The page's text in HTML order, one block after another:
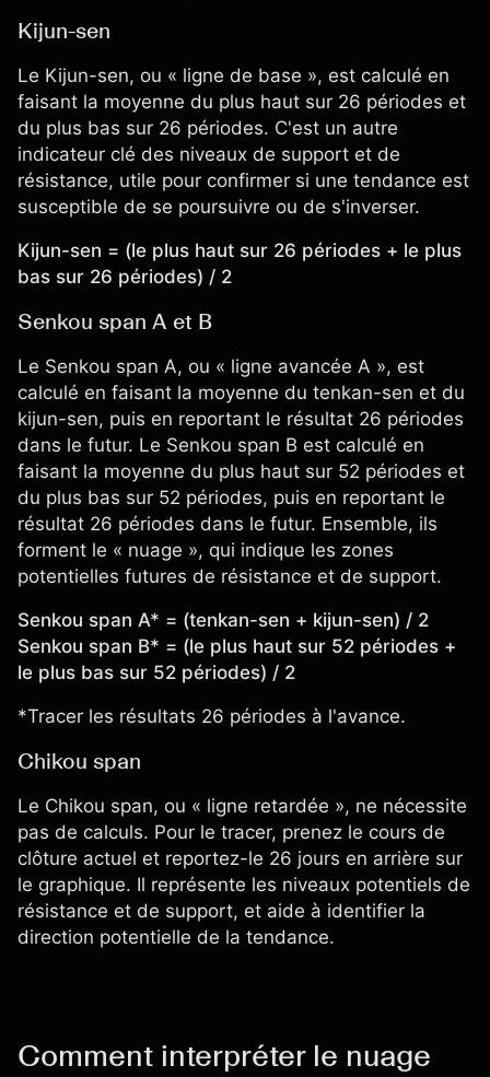
Kijun-sen
Le Kijun-sen, ou « ligne de base », est calculé en
faisant la moyenne du plus haut sur 26 périodes et
du plus bas sur 26 périodes. C'est un autre
indicateur clé des niveaux de support et de
résistance, utile pour confirmer si une tendance est
susceptible de se poursuivre ou de s'inverser.
Kijun-sen = (le plus haut sur 26 périodes + le plus
bas sur 26 périodes) / 2
Senkou span A et B
Le Senkou span A, ou « ligne avancée A », est
calculé en faisant la moyenne du tenkan-sen et du
kijun-sen, puis en reportant le résultat 26 périodes
dans le futur. Le Senkou span B est calculé en
faisant la moyenne du plus haut sur 52 périodes et
du plus bas sur 52 périodes, puis en reportant le
résultat 26 périodes dans le futur. Ensemble, ils
forment le « nuage », qui indique les zones
potentielles futures de résistance et de support.
Senkou span A* = (tenkan-sen + kijun-sen) / 2
Senkou span B* = (le plus haut sur 52 périodes +
le plus bas sur 52 périodes) / 2
*Tracer les résultats 26 périodes à l'avance.
Chikou span
Le Chikou span, ou « ligne retardée », ne nécessite
pas de calculs. Pour le tracer, prenez le cours de
clôture actuel et reportez-le 26 jours en arrière sur
le graphique. Il représente les niveaux potentiels de
résistance et de support, et aide à identifier la
direction potentielle de la tendance.
Comment interpréter le nuage